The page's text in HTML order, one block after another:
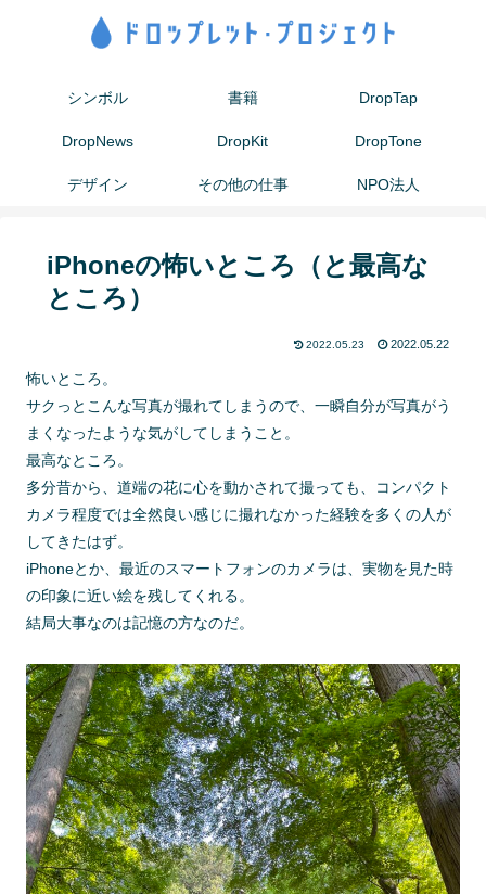
シンボル 書籍 DropTap
DropNews DropKit DropTone
デザイン その他の仕事 NPO法人
iPhoneの怖いところ（と最高な
ところ）
2022.05.23 2022.05.22
怖いところ。
サクっとこんな写真が撮れてしまうので、一瞬自分が写真がう
まくなったような気がしてしまうこと。
最高なところ。
多分昔から、道端の花に心を動かされて撮っても、コンパクト
カメラ程度では全然良い感じに撮れなかった経験を多くの人が
してきたはず。
iPhoneとか、最近のスマートフォンのカメラは、実物を見た時
の印象に近い絵を残してくれる。
結局大事なのは記憶の方なのだ。